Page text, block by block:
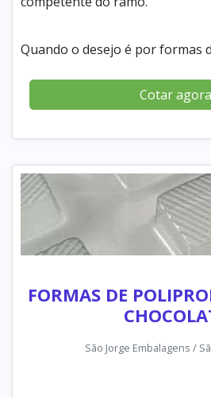
Quando o desejo é por formas
Cotar agora
FORMAS DE
São Jorge Embalagens /